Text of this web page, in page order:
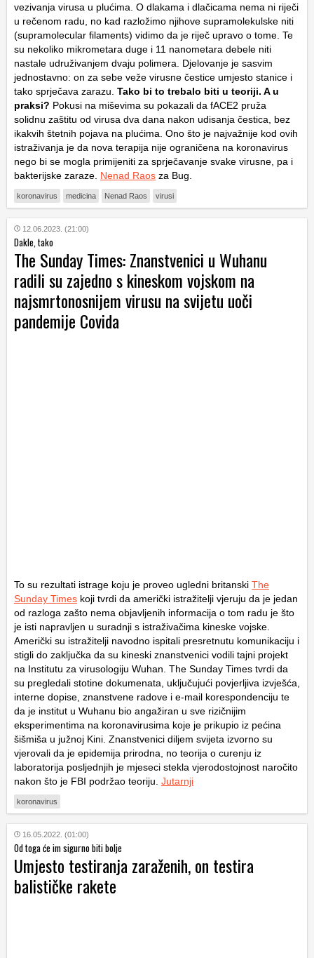
vezivanja virusa u plućima. O dlakama i dlačicama nema ni riječi
u rečenom radu, no kad razložimo njihove supramolekulske niti
(supramolecular filaments) vidimo da je riječ upravo o tome. Te
su nekoliko mikrometara duge i 11 nanometara debele niti
nastale udruživanjem dvaju polimera. Djelovanje je sasvim
jednostavno: on za sebe veže virusne čestice umjesto stanice i
tako sprječava zarazu. Tako bi to trebalo biti u teoriji. A u
praksi? Pokusi na miševima su pokazali da fACE2 pruža
solidnu zaštitu od virusa dva dana nakon udisanja čestica, bez
ikakvih štetnih pojava na plućima. Ono što je najvažnije kod ovih
istraživanja je da nova terapija nije ograničena na koronavirus
nego bi se mogla primijeniti za sprječavanje svake virusne, pa i
bakterijske zaraze. Nenad Raos za Bug.
koronavirus medicina Nenad Raos virusi
12.06.2023. (21:00)
Dakle, tako
The Sunday Times: Znanstvenici u Wuhanu
radili su zajedno s kineskom vojskom na
najsmrtonosnijem virusu na svijetu uoči
pandemije Covida
To su rezultati istrage koju je proveo ugledni britanski The
Sunday Times koji tvrdi da američki istražitelji vjeruju da je jedan
od razloga zašto nema objavljenih informacija o tom radu je što
je isti napravljen u suradnji s istraživačima kineske vojske.
Američki su istražitelji navodno ispitali presretnutu komunikaciju i
stigli do zaključka da su kineski znanstvenici vodili tajni projekt
na Institutu za virusologiju Wuhan. The Sunday Times tvrdi da
su pregledali stotine dokumenata, uključujući povjerljiva izvješća,
interne dopise, znanstvene radove i e-mail korespondenciju te
da je institut u Wuhanu bio angažiran u sve rizičnijim
eksperimentima na koronavirusima koje je prikupio iz pećina
šišmiša u južnoj Kini. Znanstvenici diljem svijeta izvorno su
vjerovali da je epidemija prirodna, no teorija o curenju iz
laboratorija posljednjih je mjeseci stekla vjerodostojnost naročito
nakon što je FBI podržao teoriju. Jutarnji
koronavirus
16.05.2022. (01:00)
Od toga će im sigurno biti bolje
Umjesto testiranja zaraženih, on testira
balističke rakete